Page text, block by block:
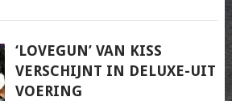
‘LOVEGUN’ VAN KISS
VERSCHIJNT IN DELUXE-UIT​
VOERING